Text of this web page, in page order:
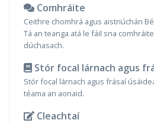
Comhráite
Ceithre chomhrá agus aistriúchán
Tá an teanga atá le fáil sna
dúchasach.
Stór focal lárnach agus
Stór focal lárnach agus frásaí
téama an aonaid.
Cleachtaí